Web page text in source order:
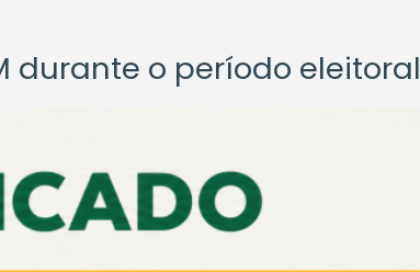
durante o período eleitoral